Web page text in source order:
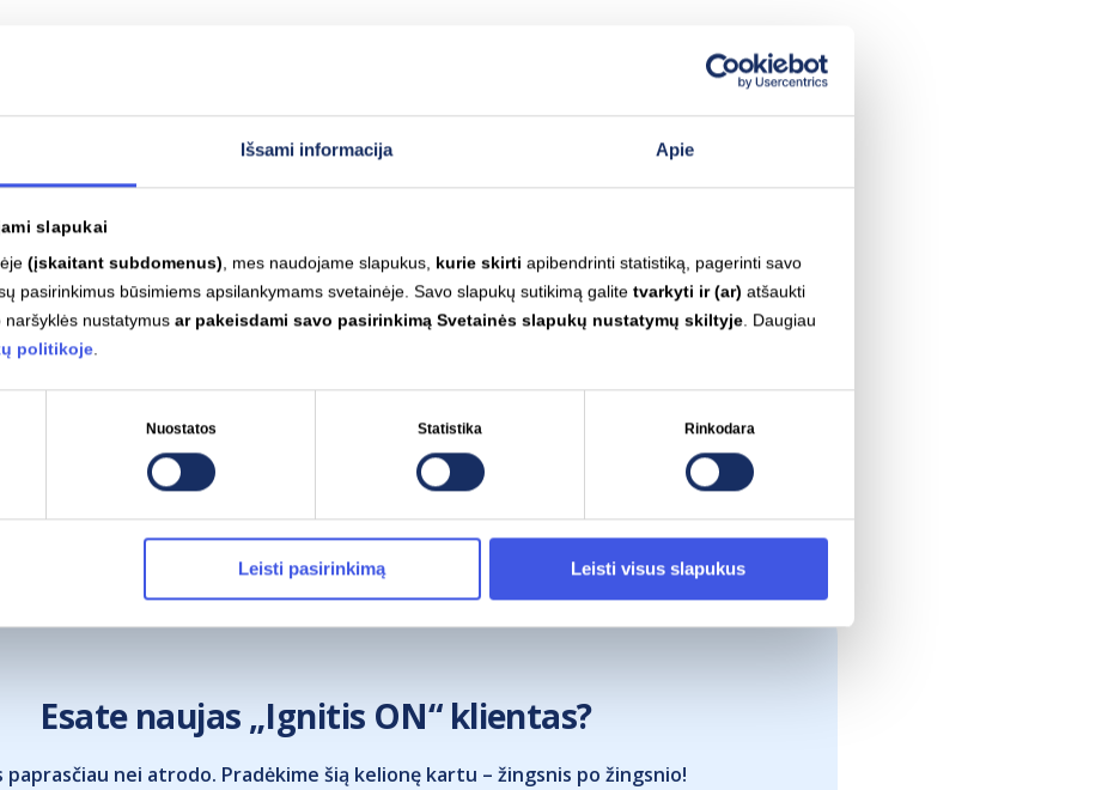
Išsami informacija Apie
slapukai
(įskaitant subdomenus), mes naudojame slapukus, kurie skirti apibendrinti statistiką, pagerinti savo
pasirinkimus būsimiems apsilankymams svetainėje. Savo slapukų sutikimą galitetvarkyti ir (ar) atšaukti
naršyklės nustatymusar pakeisdami savo pasirinkimą Svetainės slapukų nustatymų skiltyje. Daugiau
politikoje.
Nuostatos Statistika Rinkodara
Leisti pasirinkimą Leisti visus slapukus
Esate naujas „Ignitis ON“ klientas?
paprasčiau nei atrodo. Pradėkime šią kelionę kartu – žingsnis po žingsnio!